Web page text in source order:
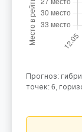
Прогноз:
точек: 6,